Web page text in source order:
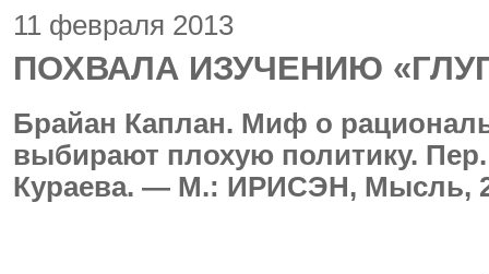
11 февраля 2013
ПОХВАЛА ИЗУЧЕНИЮ
Брайан Каплан. Миф о
выбирают плохую политику.
Кураева. — М.: ИРИСЭН, Мысль,